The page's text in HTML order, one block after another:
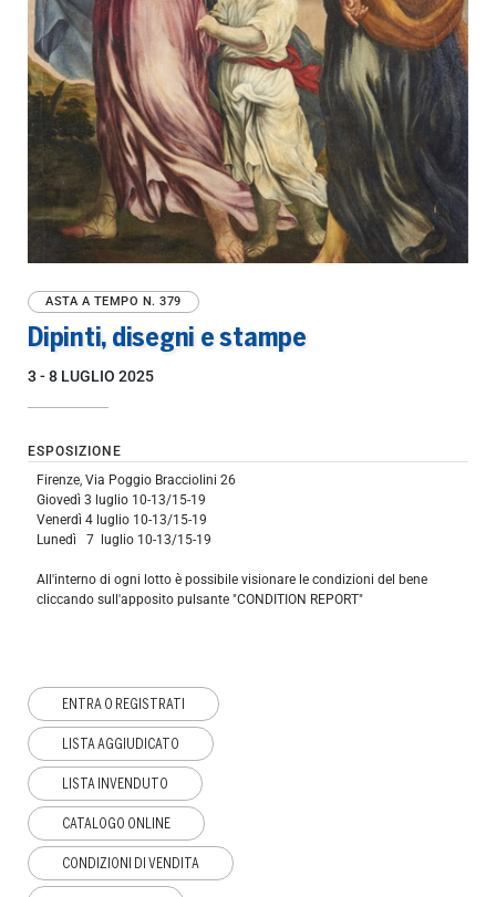
ASTA A TEMPO N. 379
Dipinti, disegni e stampe
3 -8 LUGLIO 2025
ESPOSIZIONE
Firenze, Via Poggio Bracciolini 26
Giovedì 3 luglio 10-13/15-19
Venerdì 4 luglio 10-13/15-19
Lunedì 7 luglio 10-13/15-19
All'interno di ogni lotto è possibile visionare le condizioni del bene
cliccando sull'apposito pulsante "CONDITION REPORT"
ENTRA O REGISTRATI
LISTA AGGIUDICATO
LISTA INVENDUTO
CATALOGO ONLINE
CONDIZIONI DI VENDITA